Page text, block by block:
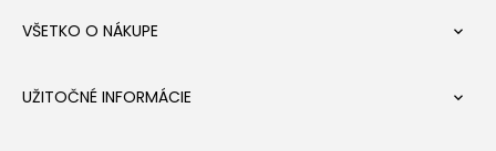
VŠETKO O NÁKUPE 
UŽITOČNÉ INFORMÁCIE 